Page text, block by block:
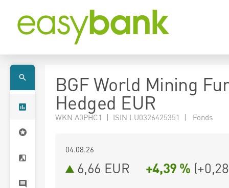
BGF World Mining
Hedged EUR
WKN A0PHC1 | ISIN LU0326425351 | Fonds
04.08.26
6,66 EUR +4,39 % (+0,28